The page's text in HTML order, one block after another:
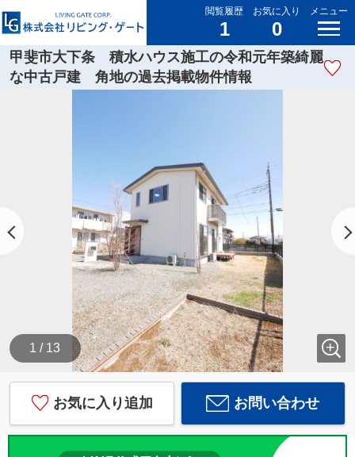
閲覧履歴
1
お気に入り
0
メニュー
甲斐市大下条 積水ハウス施工の令和元年築綺麗
な中古戸建 角地の過去掲載物件情報
1 / 13
お気に入り追加 お問い合わせ